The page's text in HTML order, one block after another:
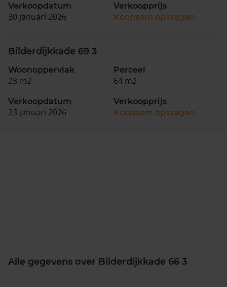
Verkoopdatum
30 januari 2026
Verkoopprijs
Koopsom opvragen
Bilderdijkkade 69 3
Woonoppervlak
23 m2
Perceel
64 m2
Verkoopdatum
23 januari 2026
Verkoopprijs
Koopsom opvragen
Alle gegevens over Bilderdijkkade 66 3